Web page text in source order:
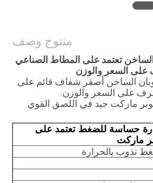
منتوج وصف
تعتمد على المطاط الصناعي
السعر والوزن
الساخن أصفر شفاف قائم على
على السعر والوزن.
ماركت جيد في اللصق القوي
حساسة للضغط تعتمد على
ماركت
تذوب بالحرارة